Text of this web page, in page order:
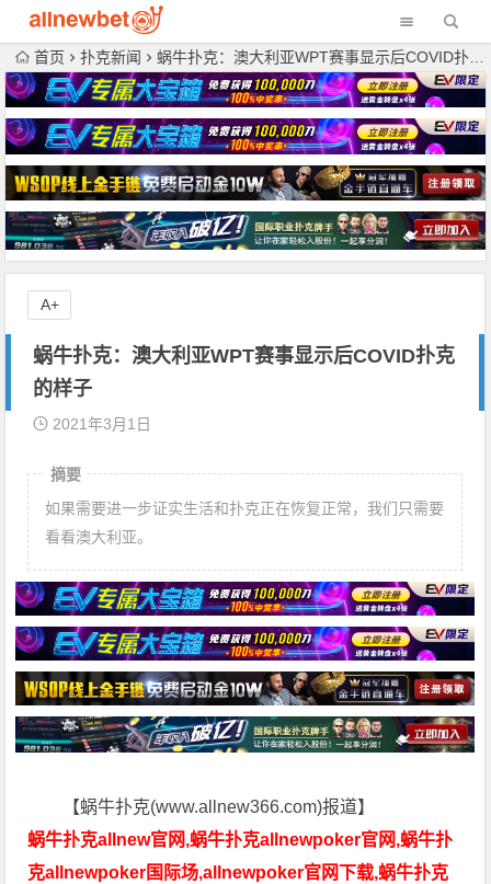
首页 扑克新闻 蜗牛扑克：澳大利亚WPT赛事显示后COVID扑克的样子
蜗牛扑克：澳大利亚WPT赛事显示后COVID扑克
的样子
2021年3月1日
摘要
如果需要进一步证实生活和扑克正在恢复正常，我们只需要
看看澳大利亚。
【蜗牛扑克(www.allnew366.com)报道】
蜗牛扑克allnew官网,蜗牛扑克allnewpoker官网,蜗牛扑
克allnewpoker国际场,allnewpoker官网下载,蜗牛扑克
A+